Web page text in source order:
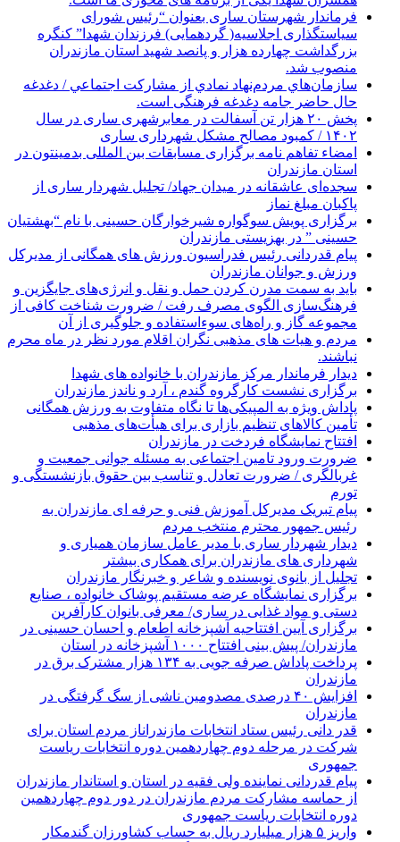
فرماندار شهرستان ساری بعنوان “رئیس شورای
سیاستگذاری اجلاسیه( گردهمایی) فرزندان شهدا” کنگره
بزرگداشت چهارده هزار و پانصد شهید استان مازندران
منصوب شد.
سازمان‌هاي مردم‌نهاد نمادي از مشاركت اجتماعي / دغدغه
حال حاضر جامه دغدغه فرهنگی است.
پخش ۲۰ هزار تن آسفالت در معابرشهری ساری در سال
۱۴۰۲ / کمبود مصالح مشکل شهرداری ساری
امضاء تفاهم نامه برگزاری مسابقات بین المللی بدمینتون در
استان مازندران
سجده‌ای عاشقانه در میدان جهاد/ تجلیل شهردار ساری از
پاکبان مبلغ نماز
برگزاری پویش سوگواره شیرخوارگان حسینی با نام “بهشتیان
حسینی ” در بهزیستی مازندران
پیام قدردانی رئیس فدراسیون ورزش های همگانی از مدیرکل
ورزش و جوانان مازندران
باید به سمت مدرن کردن حمل و نقل و انرژی‌های جایگزین و
فرهنگ‌سازی الگوی مصرف رفت / ضرورت شناخت کافی از
مجموعه گاز و راه‌های سوءاستفاده و جلوگیری از آن
مردم و هیات های مذهبی نگران اقلام مورد نظر در ماه محرم
نباشند.
دیدار فرماندار مرکز مازندران با خانواده های شهدا
برگزاری نشست کارگروه گندم ، آرد و ناندز مازندران
پاداش ویژه به المپیکی‌ها تا نگاه متفاوت به ورزش همگانی
تأمین کالاهای تنظیم بازاری برای هیأت‌های مذهبی
افتتاح نمایشگاه فردخت در مازندران
ضرورت ورود تامین اجتماعی به مسئله جوانی جمعیت و
غربالگری / ضرورت تعادل و تناسب بین حقوق بازنشستگی و
تورم
پیام تبریک مدیرکل آموزش فنی و حرفه ای مازندران به
رئیس جمهور محترم منتخب مردم
دیدار شهردار ساری با مدیر عامل سازمان همیاری و
شهرداری های مازندران برای همکاری بیشتر
تجلیل از بانوی نویسنده و شاعر و خبرنگار مازندران
برگزاری نمایشگاه عرضه مستقیم پوشاک خانواده ، صنایع
دستی و مواد غذایی در ساری/ معرفی بانوان کارآفرین
برگزاری آیین افتتاحیه آشپزخانه اطعام و احسان حسینی در
مازندران/ پیش بینی افتتاح ۱۰۰۰ آشپزخانه در استان
پرداخت پاداش صرفه جویی به ۱۳۴ هزار مشترک برق در
مازندران
افزایش ۴۰ درصدی مصدومین ناشی از سگ گرفتگی در
مازندران
قدر دانی رئیس ستاد انتخابات مازندراناز مردم استان برای
شرکت در مرحله دوم چهاردهمین دوره انتخابات ریاست
جمهوری
پیام قدردانی نماینده ولی فقیه در استان و استاندار مازندران
از حماسه مشارکت مردم مازندران در دور دوم چهاردهمین
دوره انتخابات ریاست جمهوری
واریز ۵ هزار میلیارد ریال به حساب کشاورزان گندمکار